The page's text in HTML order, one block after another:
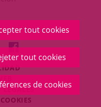
tout cookies
tout cookies
de cookies
una
ventana
nueva.
externa.
ENLACE
A
UNA
APLICACIÓN
EXTERNA.